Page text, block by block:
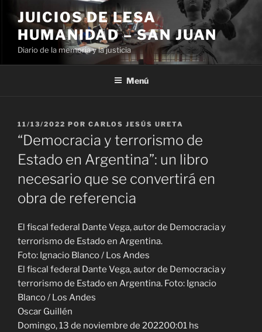
contenido
JUICIOS DE LESA
HUMANIDAD – SAN JUAN
Diario de la memoria y la justicia
Menú
PUBLICADO
EL
11/13/2022 POR CARLOS JESÚS URETA
“Democracia y terrorismo de
Estado en Argentina”: un libro
necesario que se convertirá en
obra de referencia
El fiscal federal Dante Vega, autor de Democracia y
terrorismo de Estado en Argentina.
Foto: Ignacio Blanco / Los Andes
El fiscal federal Dante Vega, autor de Democracia y
terrorismo de Estado en Argentina. Foto: Ignacio
Blanco / Los Andes
Oscar Guillén
Domingo, 13 de noviembre de 202200:01 hs